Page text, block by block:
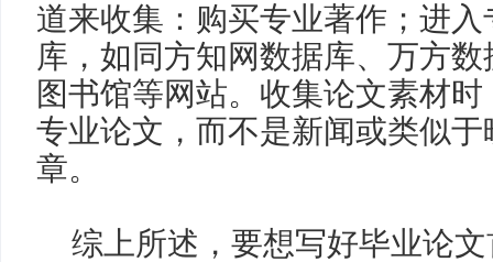
道来收集：购买专业著作；进
库，如同方知网数据库、万方
图书馆等网站。收集论文素材
专业论文，而不是新闻或类似
章。
综上所述，要想写好毕业论